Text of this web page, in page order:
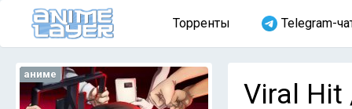
Торренты Telegram-
аниме
Viral Hit